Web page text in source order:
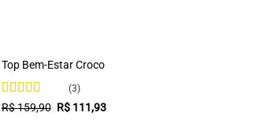
Top Bem-Estar Croco
Avaliação
(3)
R$159,90 O
R$ 111,93O